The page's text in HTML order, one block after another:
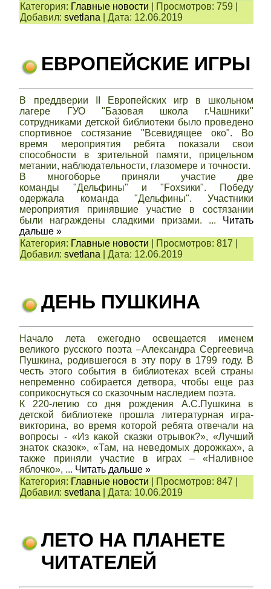
Категория: Главные новости Просмотров: 759
Добавил: svetlana |Дата: 12.06.2019
ЕВРОПЕЙСКИЕ ИГРЫ
В преддверии II Европейских игр в школьном
лагере ГУО "Базовая школа г.Чашники"
сотрудниками детской библиотеки было проведено
спортивное состязание "Всевидящее око". Во
время мероприятия ребята показали свои
способности в зрительной памяти, прицельном
метании, наблюдательности, глазомере и точности.
В многоборье приняли участие две
команды "Дельфины" и "Foxsики". Победу
одержала команда "Дельфины". Участники
мероприятия принявшие участие в состязании
были награждены сладкими призами. ... Читать
дальше »
Категория: Главные новости Просмотров: 817
Добавил: svetlana |Дата: 12.06.2019
ДЕНЬ ПУШКИНА
Начало лета ежегодно освещается именем
великого русского поэта –Александра Сергеевича
Пушкина, родившегося в эту пору в 1799 году. В
честь этого события в библиотеках всей страны
непременно собирается детвора, чтобы еще раз
соприкоснуться со сказочным наследием поэта.
К 220-летию со дня рождения А.С.Пушкина в
детской библиотеке прошла литературная игра-
викторина, во время которой ребята отвечали на
вопросы - «Из какой сказки отрывок?», «Лучший
знаток сказок», «Там, на неведомых дорожках», а
также приняли участие в играх – «Наливное
яблочко», ... Читать дальше »
Категория: Главные новости Просмотров: 847
Добавил: svetlana |Дата: 10.06.2019
ЛЕТО НА ПЛАНЕТЕ
ЧИТАТЕЛЕЙ